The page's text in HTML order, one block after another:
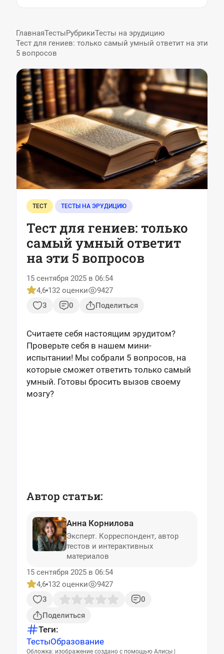
ГлавнаяТестыРубрикиТесты на эрудицию
Тест для гениев: только самый умный ответит на эти
5 вопросов
ТЕСТ ТЕСТЫ НА ЭРУДИЦИЮ
Тест для гениев: только
самый умный ответит
на эти 5 вопросов
15 сентября 2025 в 06:54
4,6 132 оценки
9427
3
0 Поделиться
Считаете себя настоящим эрудитом?
Проверьте себя в нашем мини-
испытании! Мы собрали 5 вопросов, на
которые сможет ответить только самый
умный. Готовы бросить вызов своему
мозгу?
Автор статьи:
Анна Корнилова
Эксперт. Корреспондент, автор
тестов и интерактивных
материалов
15 сентября 2025 в 06:54
4,6 132 оценки
9427
3
0
Поделиться
Теги:
ТестыОбразование
Обложка: изображение создано с помощью Алисы |